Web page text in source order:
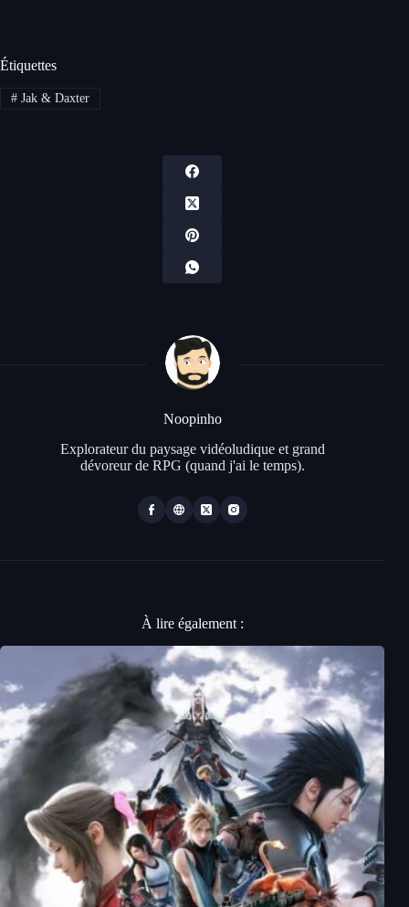
Étiquettes
#Jak & Daxter
Noopinho
Explorateur du paysage vidéoludique et grand
dévoreur de RPG (quand j'ai le temps).
À lire également :